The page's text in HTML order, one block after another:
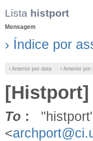
Lista histport
Mensagem
› Índice por
‹ Anterior por data ‹ Anterior
To :
<